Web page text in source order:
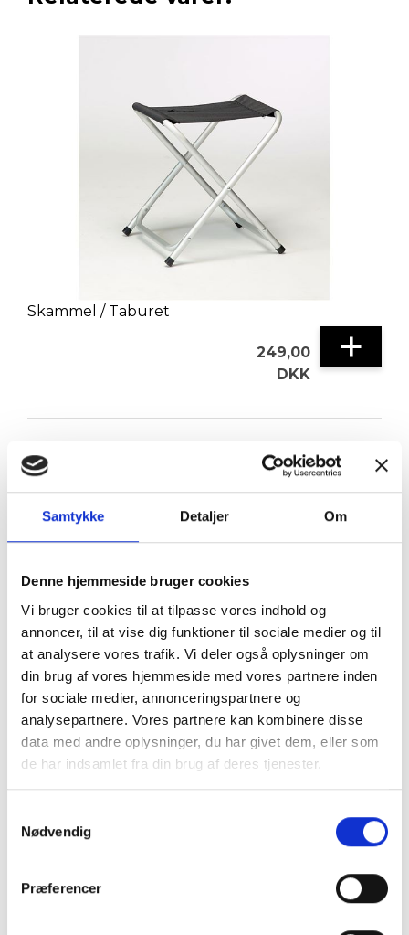
Samtykke Detaljer Om
Denne hjemmeside bruger cookies
Vi bruger cookies til at tilpasse vores indhold og
annoncer, til at vise dig funktioner til sociale medier og til
at analysere vores trafik. Vi deler også oplysninger om
din brug af vores hjemmeside med vores partnere inden
for sociale medier, annonceringspartnere og
analysepartnere. Vores partnere kan kombinere disse
data med andre oplysninger, du har givet dem, eller som
de har indsamlet fra din brug af deres tjenester.
Nødvendig
Præferencer
Skammel / Taburet
249,00
DKK
+
Fortelte & udstyr Nyheder